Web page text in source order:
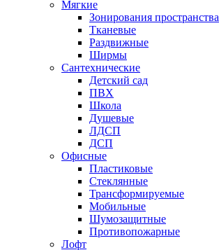
Мягкие
Зонирования пространства
Тканевые
Раздвижные
Ширмы
Сантехнические
Детский сад
ПВХ
Школа
Душевые
ЛДСП
ДСП
Офисные
Пластиковые
Стеклянные
Трансформируемые
Мобильные
Шумозащитные
Противопожарные
Лофт